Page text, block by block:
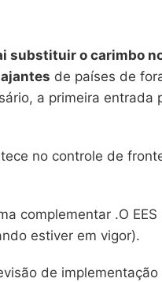
substituir o carimbo
de países de
a primeira entrada
no controle de
complementar .O EES
estiver em vigor).
de implementação